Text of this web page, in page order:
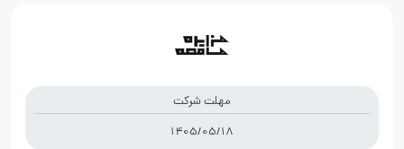
مهلت شرکت
1405/05/18